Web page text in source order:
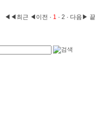
◀◀최근 ◀이전 · 1 · 2 · 다음▶